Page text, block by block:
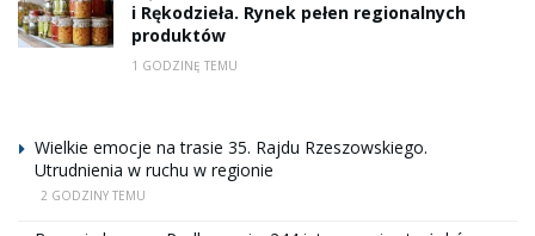
i Rękodzieła. Rynek pełen regionalnych
produktów
1 GODZINĘ TEMU
Wielkie emocje na trasie 35. Rajdu Rzeszowskiego.
Utrudnienia w ruchu w regionie
2 GODZINY TEMU